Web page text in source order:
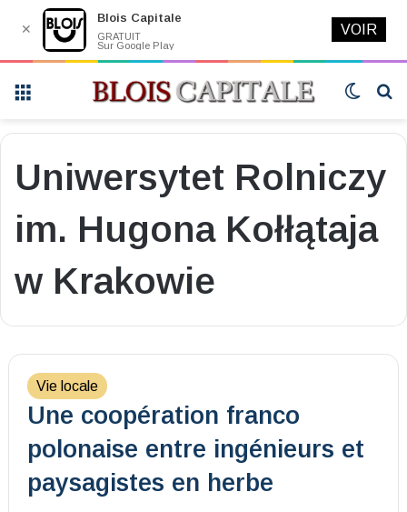
Switch
Uniwersytet Rolniczy
im. Hugona Kołłątaja
w Krakowie
Vie locale
Une coopération franco
polonaise entre ingénieurs et
paysagistes en herbe
✕
Blois Capitale
GRATUIT
Sur Google Play
VOIR